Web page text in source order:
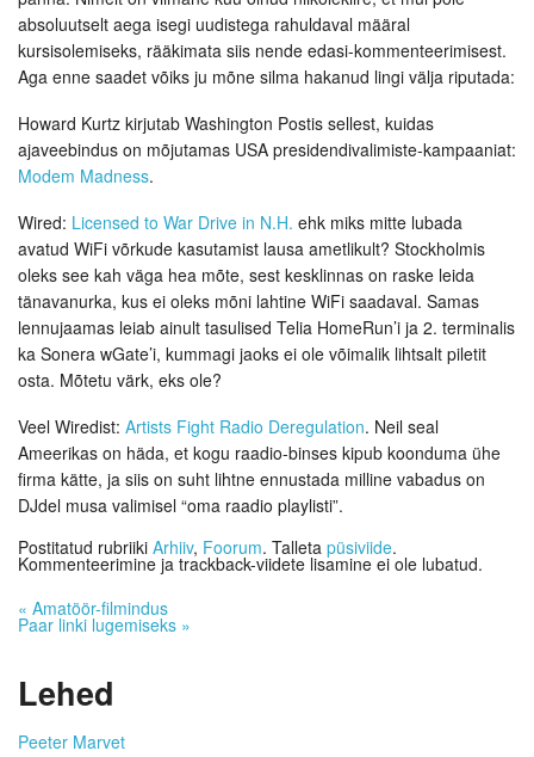
absoluutselt aega isegi uudistega rahuldaval määral
kursisolemiseks, rääkimata siis nende edasi-kommenteerimisest.
Aga enne saadet võiks ju mõne silma hakanud lingi välja riputada:
Howard Kurtz kirjutab Washington Postis sellest, kuidas
ajaveebindus on mõjutamas USA presidendivalimiste-kampaaniat:
Modem Madness.
Wired: Licensed to War Drive in N.H. ehk miks mitte lubada
avatud WiFi võrkude kasutamist lausa ametlikult? Stockholmis
oleks see kah väga hea mõte, sest kesklinnas on raske leida
tänavanurka, kus ei oleks mõni lahtine WiFi saadaval. Samas
lennujaamas leiab ainult tasulised Telia HomeRun’i ja 2. terminalis
ka Sonera wGate’i, kummagi jaoks ei ole võimalik lihtsalt piletit
osta. Mõtetu värk, eks ole?
Veel Wiredist: Artists Fight Radio Deregulation. Neil seal
Ameerikas on häda, et kogu raadio-binses kipub koonduma ühe
firma kätte, ja siis on suht lihtne ennustada milline vabadus on
DJdel musa valimisel “oma raadio playlisti”.
Postitatud rubriiki Arhiiv, Foorum. Talleta püsiviide.
Kommenteerimine ja trackback-viidete lisamine ei ole lubatud.
« Amatöör-filmindus
Paar linki lugemiseks »
Lehed
Peeter Marvet